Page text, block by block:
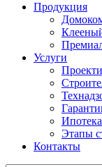
Продукция
Услуги
Этапы
Контакты